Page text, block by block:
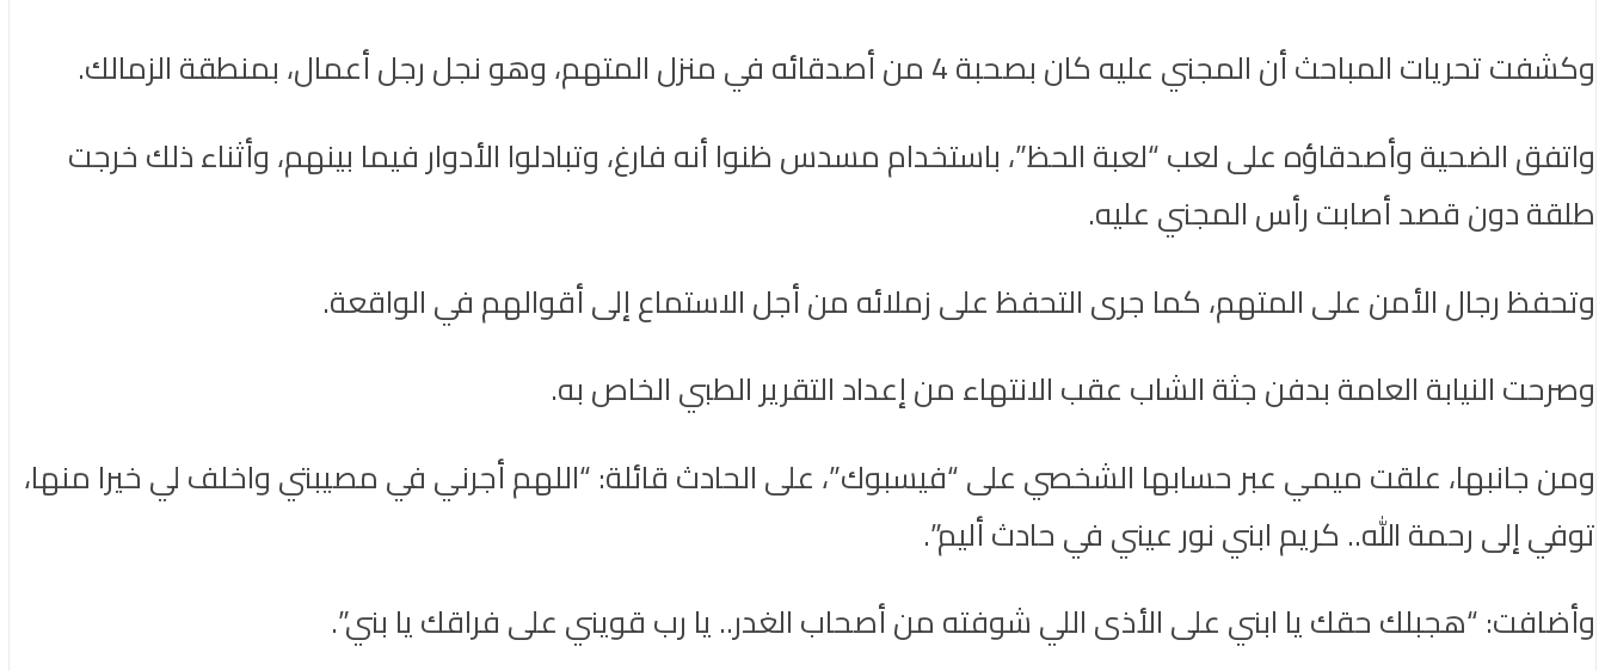
وكشفت تحريات المباحث أن المجني عليه كان بصحبة 4 من أصدقائه في منزل المتهم، وهو نجل رجل أعمال، بمنطقة الزمالك.
واتفق الضحية وأصدقاؤه على لعب “لعبة الحظ”، باستخدام مسدس ظنوا أنه فارغ، وتبادلوا الأدوار فيما بينهم، وأثناء ذلك خرجت
طلقة دون قصد أصابت رأس المجني عليه.
وتحفظ رجال الأمن على المتهم، كما جرى التحفظ على زملائه من أجل الاستماع إلى أقوالهم في الواقعة.
وصرحت النيابة العامة بدفن جثة الشاب عقب الانتهاء من إعداد التقرير الطبي الخاص به.
ومن جانبها، علقت ميمي عبر حسابها الشخصي على “فيسبوك”، على الحادث قائلة: “اللهم أجرني في مصيبتي واخلف لي خيرا منها،
توفي إلى رحمة الله.. كريم ابني نور عيني في حادث أليم”.
وأضافت: “هجبلك حقك يا ابني على الأذى اللي شوفته من أصحاب الغدر.. يا رب قويني على فراقك يا بني”.